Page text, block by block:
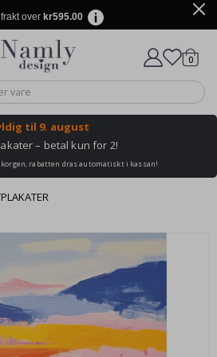
over kr595.00
Basert på 1023 stemmer 0varer
til 9. august
– betal kun for 2!
rabatten dras automatiskt i kassan!